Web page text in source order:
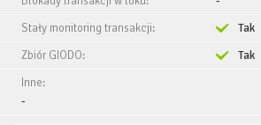
Stały monitoring transakcji:
Tak
Zbiór GIODO:
Tak
Inne:
-